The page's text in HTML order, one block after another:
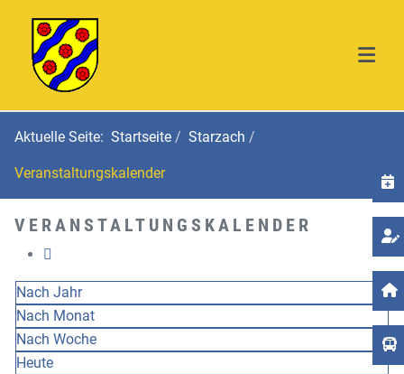
Aktuelle Seite: Startseite Starzach
Veranstaltungskalender
VERANSTALTUNGSKALENDER
Nach Jahr
Nach Monat
Nach Woche
Heute